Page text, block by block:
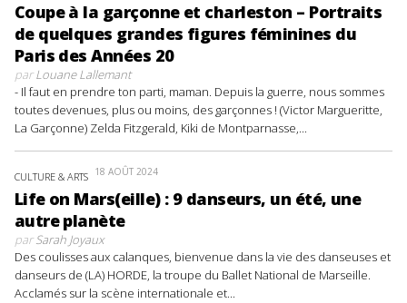
Coupe à la garçonne et charleston – Portraits
de quelques grandes figures féminines du
Paris des Années 20
parLouane Lallemant
- Il faut en prendre ton parti, maman. Depuis la guerre, nous sommes
toutes devenues, plus ou moins, des garçonnes ! (Victor Margueritte,
La Garçonne) Zelda Fitzgerald, Kiki de Montparnasse,...
CULTURE & ARTS 18 AOÛT 2024
Life on Mars(eille) : 9 danseurs, un été, une
autre planète
parSarah Joyaux
Des coulisses aux calanques, bienvenue dans la vie des danseuses et
danseurs de (LA) HORDE, la troupe du Ballet National de Marseille.
Acclamés sur la scène internationale et...